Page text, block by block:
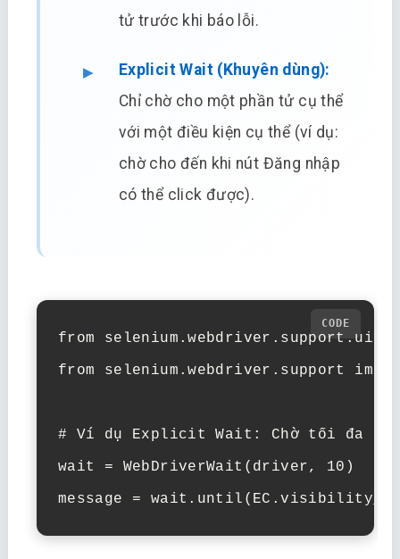
tử trước khi báo lỗi.
Explicit Wait (Khuyên dùng):
Chỉ chờ cho một phần tử cụ thể
với một điều kiện cụ thể (ví dụ:
chờ cho đến khi nút Đăng nhập
có thể click được).
from selenium.webdriver.support.ui
from selenium.webdriver.support
# Ví dụ Explicit Wait: Chờ tối đa 10
wait = WebDriverWait(driver, 10)